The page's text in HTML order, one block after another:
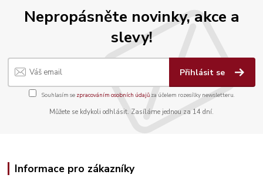
Nepropásněte novinky, akce a
slevy!
Přihlásit se
Souhlasím se zpracováním osobních údajůza účelem rozesílky newsletteru.
Můžete se kdykoli odhlásit. Zasíláme jednou za 14 dní.
Informace pro zákazníky